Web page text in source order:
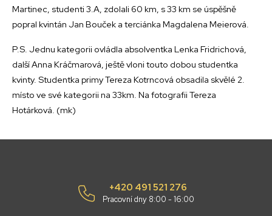
Martinec, studenti 3.A, zdolali 60 km, s 33 km se úspěšně
popral kvintán Jan Bouček a terciánka Magdalena Meierová.
P.S. Jednu kategorii ovládla absolventka Lenka Fridrichová,
další Anna Kráčmarová, ještě vloni touto dobou studentka
kvinty. Studentka primy Tereza Kotrncová obsadila skvělé 2.
místo ve své kategorii na 33km. Na fotografii Tereza
Hotárková. (mk)
+420 491 521 276
Pracovní dny 8:00 - 16:00